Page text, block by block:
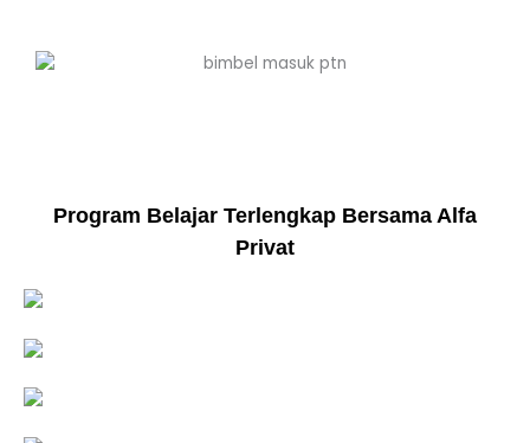
Program Belajar Terlengkap Bersama Alfa
Privat